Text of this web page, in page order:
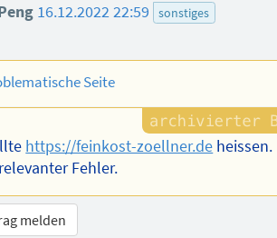
16.12.2022 22:59 sonstiges
Seite
https://feinkost-zoellner.de
Fehler.
melden